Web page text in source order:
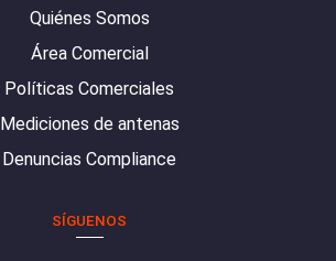
Quiénes Somos
Área Comercial
Políticas Comerciales
Mediciones de antenas
Denuncias Compliance
SÍGUENOS